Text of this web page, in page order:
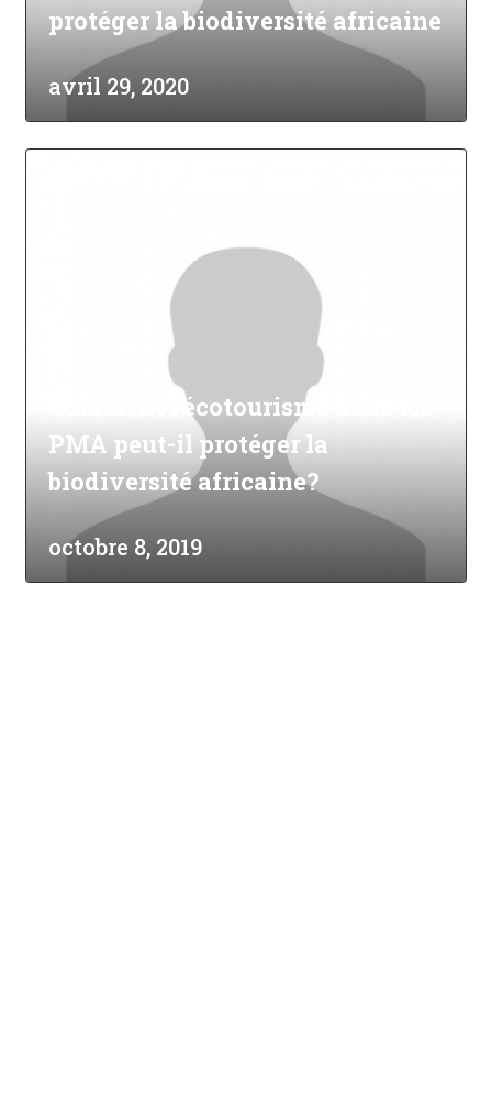
protéger la biodiversité africaine
avril 29, 2020
Comment l'écotourisme dans les
PMA peut-il protéger la
biodiversité africaine?
octobre 8, 2019